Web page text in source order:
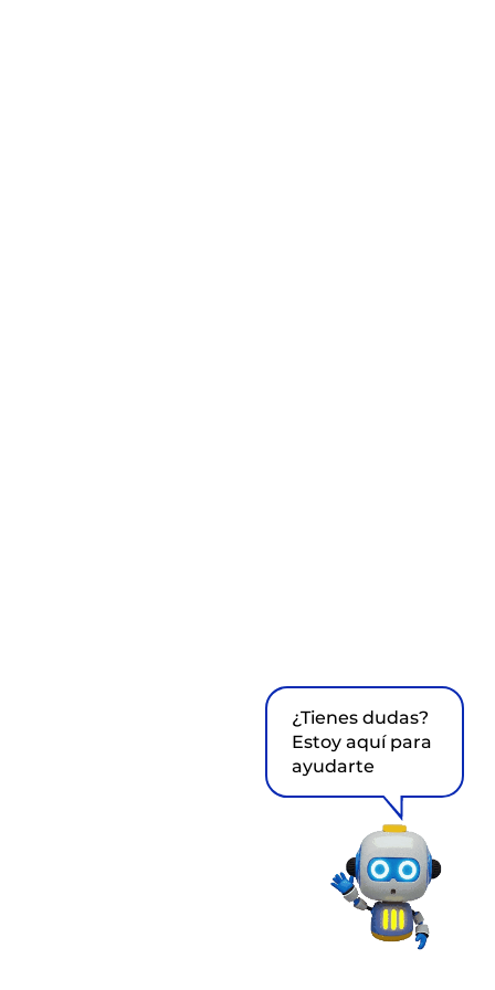
¿Tienes dudas?
Estoy aquí para
ayudarte